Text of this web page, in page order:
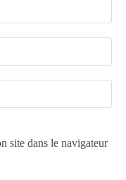
site dans le navigateur